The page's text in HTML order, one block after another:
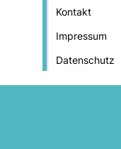
Kontakt
Impressum
Datenschutz